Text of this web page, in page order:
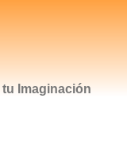
Imaginación